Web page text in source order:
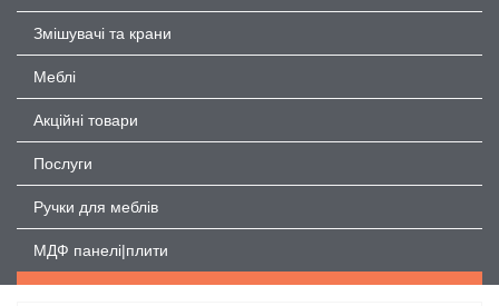
Змішувачі та крани
Меблі
Акційні товари
Послуги
Ручки для меблів
МДФ панелі|плити